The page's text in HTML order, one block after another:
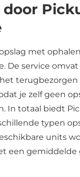
met
De service
terugbezorgen
je zelf geen
In totaal biedt
typen
units
een gemiddelde